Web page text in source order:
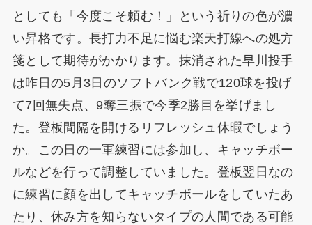
としても「今度こそ頼む！」という祈りの色が濃
い昇格です。長打力不足に悩む楽天打線への処方
箋として期待がかかります。抹消された早川投手
は昨日の5月3日のソフトバンク戦で120球を投げ
て7回無失点、9奪三振で今季2勝目を挙げまし
た。登板間隔を開けるリフレッシュ休暇でしょう
か。この日の一軍練習には参加し、キャッチボー
ルなどを行って調整していました。登板翌日なの
に練習に顔を出してキャッチボールをしていたあ
たり、休み方を知らないタイプの人間である可能